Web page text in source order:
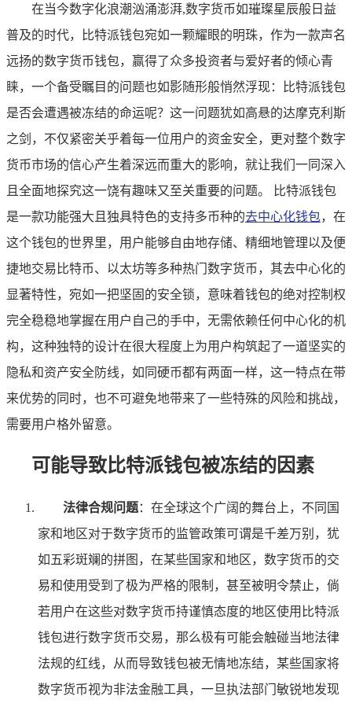
在当今数字化浪潮汹涌澎湃,数字货币如璀璨星辰般日益
普及的时代，比特派钱包宛如一颗耀眼的明珠，作为一款声名
远扬的数字货币钱包，赢得了众多投资者与爱好者的倾心青
睐，一个备受瞩目的问题也如影随形般悄然浮现：比特派钱包
是否会遭遇被冻结的命运呢？这一问题犹如高悬的达摩克利斯
之剑，不仅紧密关乎着每一位用户的资金安全，更对整个数字
货币市场的信心产生着深远而重大的影响，就让我们一同深入
且全面地探究这一饶有趣味又至关重要的问题。 比特派钱包
是一款功能强大且独具特色的支持多币种的去中心化钱包，在
这个钱包的世界里，用户能够自由地存储、精细地管理以及便
捷地交易比特币、以太坊等多种热门数字货币，其去中心化的
显著特性，宛如一把坚固的安全锁，意味着钱包的绝对控制权
完全稳稳地掌握在用户自己的手中，无需依赖任何中心化的机
构，这种独特的设计在很大程度上为用户构筑起了一道坚实的
隐私和资产安全防线，如同硬币都有两面一样，这一特点在带
来优势的同时，也不可避免地带来了一些特殊的风险和挑战，
需要用户格外留意。
可能导致比特派钱包被冻结的因素
法律合规问题：在全球这个广阔的舞台上，不同国
家和地区对于数字货币的监管政策可谓是千差万别，犹
如五彩斑斓的拼图，在某些国家和地区，数字货币的交
易和使用受到了极为严格的限制，甚至被明令禁止，倘
若用户在这些对数字货币持谨慎态度的地区使用比特派
钱包进行数字货币交易，那么极有可能会触碰当地法律
法规的红线，从而导致钱包被无情地冻结，某些国家将
数字货币视为非法金融工具，一旦执法部门敏锐地发现